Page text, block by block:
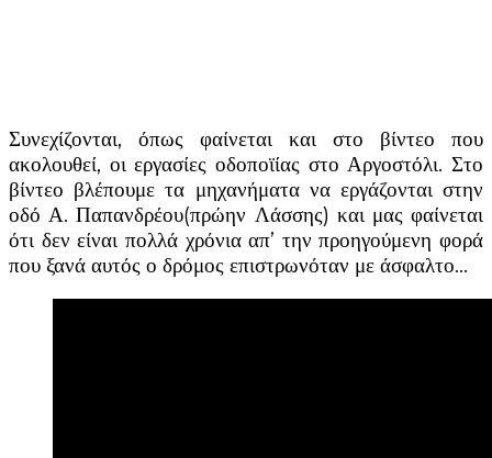
Συνεχίζονται, όπως φαίνεται και στο βίντεο που
ακολουθεί, οι εργασίες οδοποϊίας στο Αργοστόλι. Στο
βίντεο βλέπουμε τα μηχανήματα να εργάζονται στην
οδό Α. Παπανδρέου(πρώην Λάσσης) και μας φαίνεται
ότι δεν είναι πολλά χρόνια απ’ την προηγούμενη φορά
που ξανά αυτός ο δρόμος επιστρωνόταν με άσφαλτο…